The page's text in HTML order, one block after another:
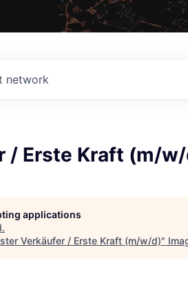
network
/ Erste Kraft (m/
applications
.
Verkäufer / Erste Kraft (m/w/d)"